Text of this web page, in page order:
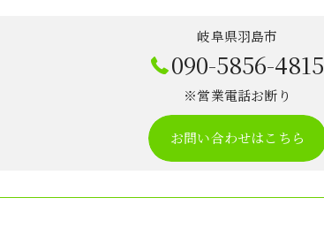
岐阜県羽島市
090-5856-4815
※営業電話お断り
お問い合わせはこちら